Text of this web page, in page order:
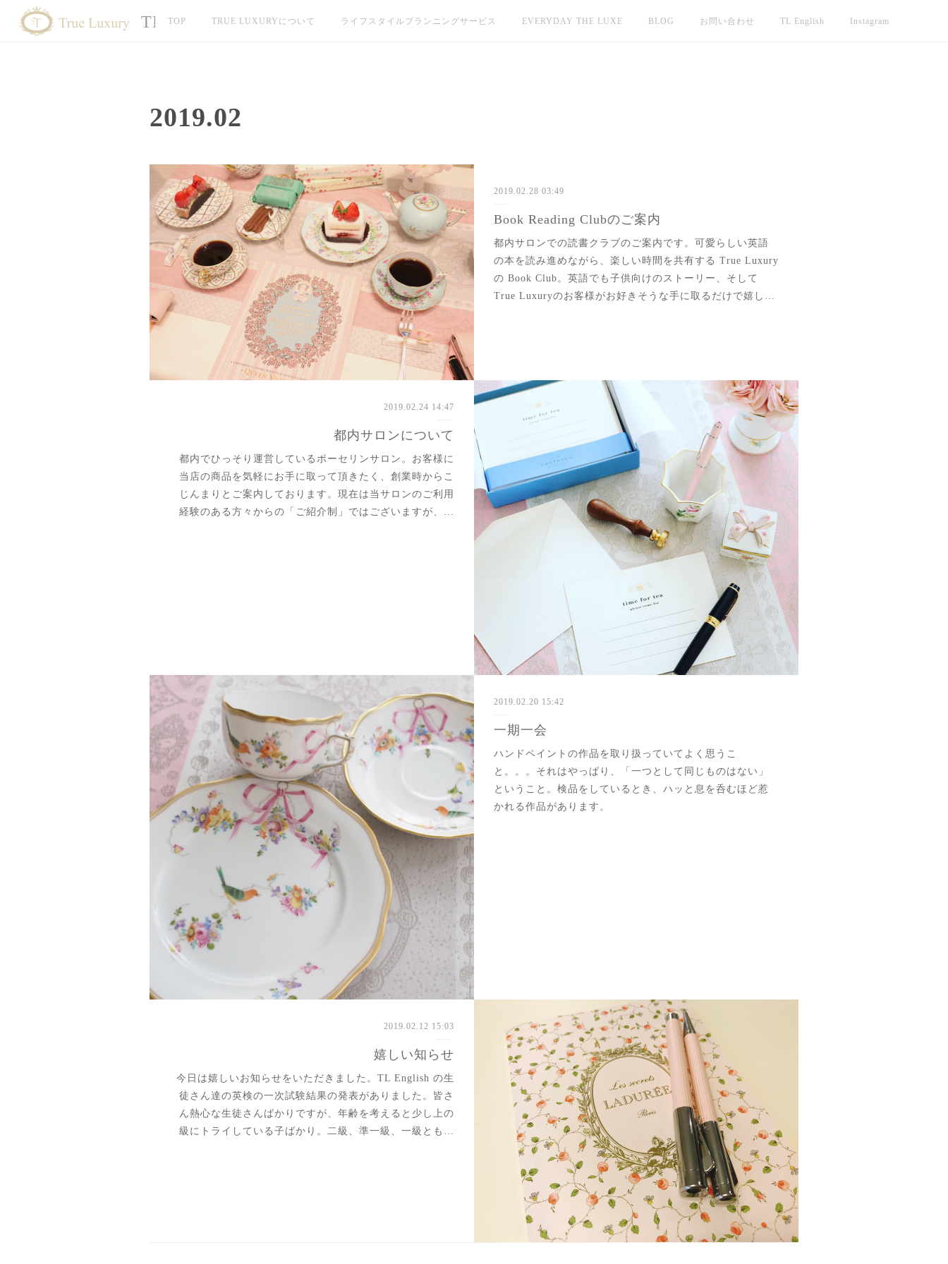
TRUE LUXURY
TOP TRUE LUXURYについて ライフスタイルプランニングサービス EVERYDAY THE LUXE BLOG お問い合わせ TL English Instagram
2019.02
2019.02.28 03:49
Book Reading Clubのご案内
都内サロンでの読書クラブのご案内です。可愛らしい英語
の本を読み進めながら、楽しい時間を共有する True Luxury
の Book Club。英語でも子供向けのストーリー、そして
True Luxuryのお客様がお好きそうな手に取るだけで嬉し…
2019.02.24 14:47
都内サロンについて
都内でひっそり運営しているポーセリンサロン。お客様に
当店の商品を気軽にお手に取って頂きたく、創業時からこ
じんまりとご案内しております。現在は当サロンのご利用
経験のある方々からの「ご紹介制」ではございますが、…
2019.02.20 15:42
一期一会
ハンドペイントの作品を取り扱っていてよく思うこ
と。。。それはやっぱり、「一つとして同じものはない」
ということ。検品をしているとき、ハッと息を呑むほど惹
かれる作品があります。
2019.02.12 15:03
嬉しい知らせ
今日は嬉しいお知らせをいただきました。TL English の生
徒さん達の英検の一次試験結果の発表がありました。皆さ
ん熱心な生徒さんばかりですが、年齢を考えると少し上の
級にトライしている子ばかり。二級、準一級、一級とも…